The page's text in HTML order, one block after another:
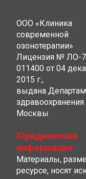
ООО «Клиника
современной
озонотерапии»
Лицензия № ЛО-
011400 от 04
2015 г.,
выдана
здравоохранения
Москвы
Юридическая
информация
Материалы,
ресурсе, носят